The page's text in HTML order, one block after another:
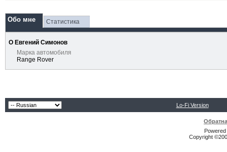
Обо мне Статистика
О Евгений Симонов
Марка автомобиля
Range Rover
Lo-Fi Version
Copyright